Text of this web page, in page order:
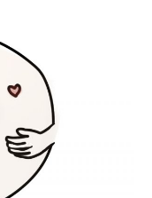
prevenir
tratar